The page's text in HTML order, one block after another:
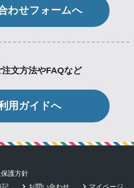
わせフォームへ
注文方法やFAQなど
用ガイドへ
護方針
記
お問い合わせ マイページ